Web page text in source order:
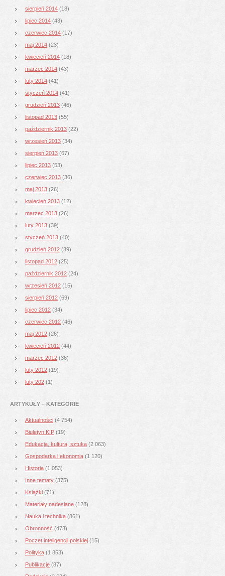
sierpień 2014 (18)
lipiec 2014 (43)
czerwiec 2014 (17)
maj 2014 (23)
kwiecień 2014 (18)
marzec 2014 (43)
luty 2014 (41)
styczeń 2014 (41)
grudzień 2013 (46)
listopad 2013 (55)
październik 2013 (22)
wrzesień 2013 (34)
sierpień 2013 (67)
lipiec 2013 (53)
czerwiec 2013 (36)
maj 2013 (26)
kwiecień 2013 (12)
marzec 2013 (26)
luty 2013 (39)
styczeń 2013 (40)
grudzień 2012 (39)
listopad 2012 (25)
październik 2012 (24)
wrzesień 2012 (15)
sierpień 2012 (69)
lipiec 2012 (34)
czerwiec 2012 (46)
maj 2012 (26)
kwiecień 2012 (44)
marzec 2012 (36)
luty 2012 (19)
luty 202 (1)
ARTYKUŁY – KATEGORIE
Aktualności (4 754)
Biuletyn KIP (19)
Edukacja, kultura, sztuka (2 063)
Gospodarka i ekonomia (1 120)
Historia (1 053)
Inne tematy (375)
Książki (71)
Materiały nadesłane (128)
Nauka i technika (861)
Obronność (473)
Poczet inteligencji polskiej (15)
Polityka (1 853)
Publikacje (87)